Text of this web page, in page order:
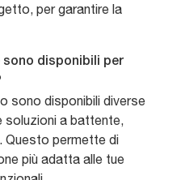
per garantire la
disponibili per
sono disponibili diverse
soluzioni a battente,
Questo permette di
più adatta alle tue